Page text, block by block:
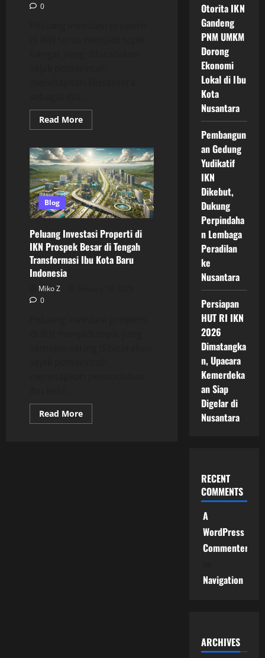
0
Read MoreRead
more
Investasi
Properti
Di
IKN
Yang
Diprediksi
Menjadi
Magnet
Baru
Investor
Nasional
Dan
Global
Blog
Peluang Investasi Properti di
IKN Prospek Besar di Tengah
Transformasi Ibu Kota Baru
Indonesia
Miko Z
0
Read MoreRead
more
Otorita IKN
Gandeng
PNM UMKM
Dorong
Ekonomi
Lokal di Ibu
Kota
Nusantara
Pembangun
an Gedung
Yudikatif
IKN
Dikebut,
Dukung
Perpindaha
n Lembaga
Peradilan
ke
Nusantara
Persiapan
HUT RI IKN
2026
Dimatangka
n, Upacara
Kemerdeka
an Siap
Digelar di
Nusantara
RECENT
COMMENTS
A
WordPress
Commenter
Navigation
ARCHIVES